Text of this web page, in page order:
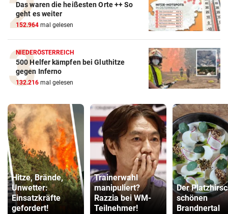
Das waren die heißesten Orte ++ So
geht es weiter
152.964 mal gelesen
NIEDERÖSTERREICH
500 Helfer kämpfen bei Gluthitze
gegen Inferno
132.216 mal gelesen
Hitze, Brände,
Unwetter:
Einsatzkräfte
gefordert!
Trainerwahl
manipuliert?
Razzia bei WM-
Teilnehmer!
Der
schönen
Brandnertal